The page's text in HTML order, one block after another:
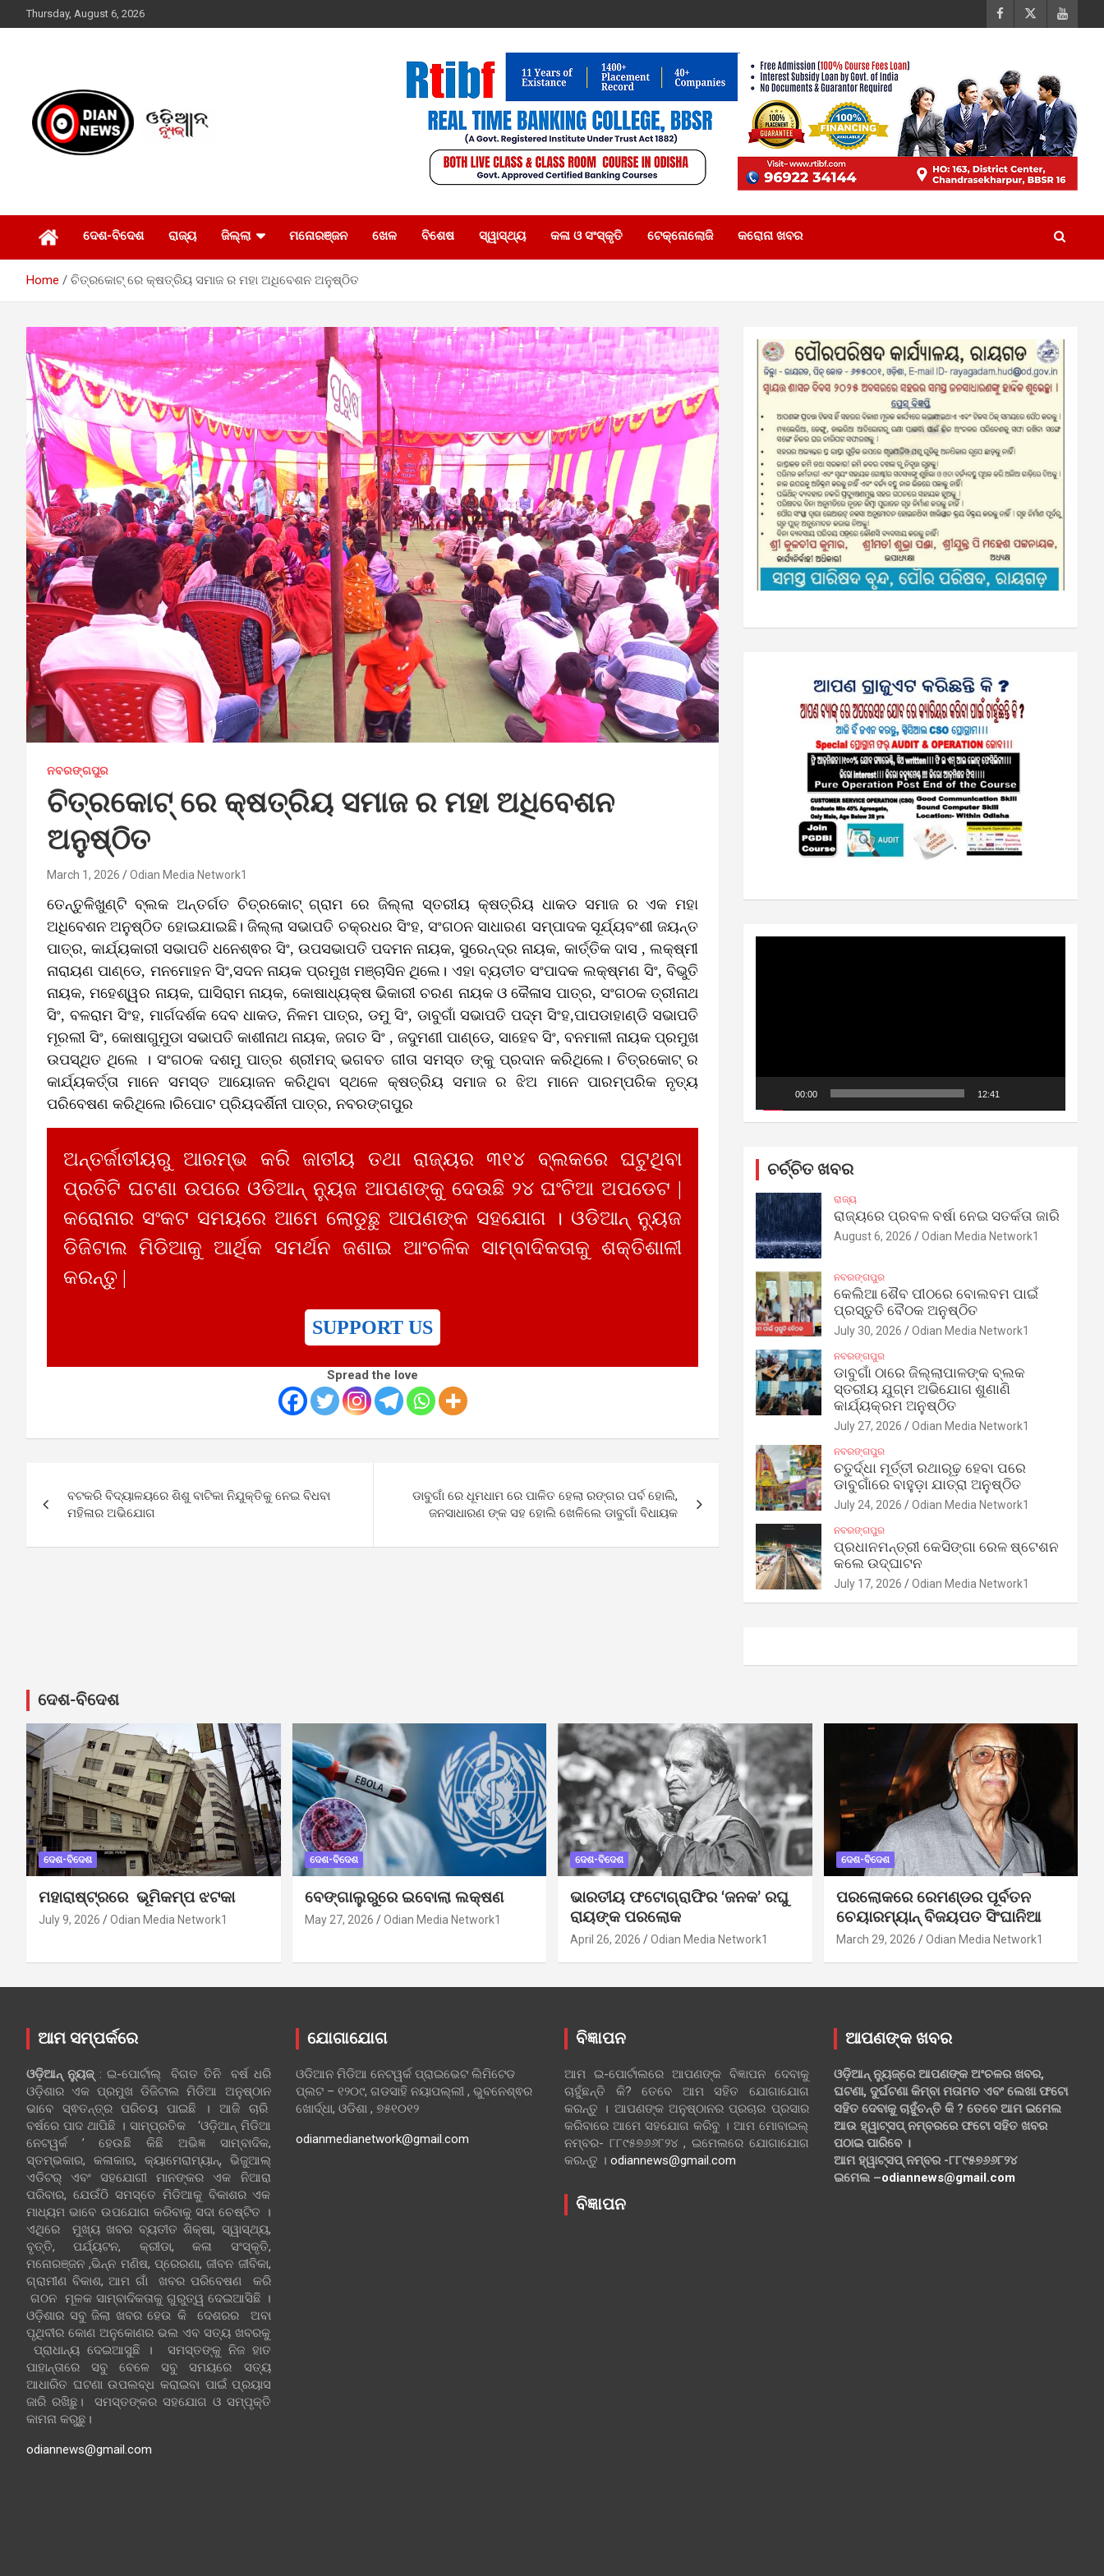
to
Thursday, August 6, 2026
ଦେଶ-ବିଦେଶ ରାଜ୍ୟ ଜିଲ୍ଲା ମନୋରଞ୍ଜନ ଖେଳ ବିଶେଷ ସ୍ୱାସ୍ଥ୍ୟ କଳା ଓ ସଂସ୍କୃତି ଟେକ୍ନୋଲୋଜି କରୋନା ଖବର
Home ଚିତ୍ରକୋଟ୍ ରେ କ୍ଷତ୍ରିୟ ସମାଜ ର ମହା ଅଧିବେଶନ ଅନୁଷ୍ଠିତ
ନବରଙ୍ଗପୁର
ଚିତ୍ରକୋଟ୍ ରେ କ୍ଷତ୍ରିୟ ସମାଜ ର ମହା ଅଧିବେଶନ
ଅନୁଷ୍ଠିତ
March 1, 2026 Odian Media Network1
ତେନ୍ତୁଳିଖୁଣ୍ଟି ବ୍ଲକ ଅନ୍ତର୍ଗତ ଚିତ୍ରକୋଟ୍ ଗ୍ରାମ ରେ ଜିଲ୍ଲା ସ୍ତରୀୟ କ୍ଷତ୍ରିୟ ଧାକଡ ସମାଜ ର ଏକ ମହା
ଅଧିବେଶନ ଅନୁଷ୍ଠିତ ହୋଇଯାଇଛି। ଜିଲ୍ଲା ସଭାପତି ଚକ୍ରଧର ସିଂହ, ସଂଗଠନ ସାଧାରଣ ସମ୍ପାଦକ ସୂର୍ଯ୍ୟବଂଶୀ ଜୟନ୍ତ
ପାତ୍ର, କାର୍ଯ୍ୟକାରୀ ସଭାପତି ଧନେଶ୍ଵର ସିଂ, ଉପସଭାପତି ପଦମନ ନାୟକ, ସୁରେନ୍ଦ୍ର ନାୟକ, କାର୍ତ୍ତିକ ଦାସ , ଲକ୍ଷ୍ମୀ
ନାରାୟଣ ପାଣ୍ଡେ, ମନମୋହନ ସିଂ,ସଦନ ନାୟକ ପ୍ରମୁଖ ମଞ୍ଚାସିନ ଥିଲେ। ଏହା ବ୍ୟତୀତ ସଂପାଦକ ଲକ୍ଷ୍ମଣ ସିଂ, ବିଭୁତି
ନାୟକ, ମହେଶ୍ୱର ନାୟକ, ଘାସିରାମ ନାୟକ, କୋଷାଧ୍ୟକ୍ଷ ଭିକାରୀ ଚରଣ ନାୟକ ଓ କୈଳାସ ପାତ୍ର, ସଂଗଠକ ତ୍ରୀନାଥ
ସିଂ, ବଳରାମ ସିଂହ, ମାର୍ଗଦର୍ଶକ ଦେବ ଧାକଡ, ନିଳମ ପାତ୍ର, ଡମୁ ସିଂ, ଡାବୁଗାଁ ସଭାପତି ପଦ୍ମ ସିଂହ,ପାପଡାହାଣ୍ଡି ସଭାପତି
ମୂରଲୀ ସିଂ, କୋଷାଗୁମୁଡା ସଭାପତି କାଶୀନାଥ ନାୟକ, ଜଗତ ସିଂ , ଜଦୁମଣୀ ପାଣ୍ଡେ, ସାହେବ ସିଂ, ବନମାଳୀ ନାୟକ ପ୍ରମୁଖ
ଉପସ୍ଥିତ ଥିଲେ । ସଂଗଠକ ଦଶମୁ ପାତ୍ର ଶ୍ରୀମଦ୍ ଭଗବତ ଗୀତା ସମସ୍ତ ଙ୍କୁ ପ୍ରଦାନ କରିଥିଲେ। ଚିତ୍ରକୋଟ୍ ର
କାର୍ଯ୍ୟକର୍ତ୍ତା ମାନେ ସମସ୍ତ ଆୟୋଜନ କରିଥିବା ସ୍ଥଳେ କ୍ଷତ୍ରିୟ ସମାଜ ର ଝିଅ ମାନେ ପାରମ୍ପରିକ ନୃତ୍ୟ
ପରିବେଷଣ କରିଥିଲେ।ରିପୋଟ ପ୍ରିୟଦର୍ଶିନୀ ପାତ୍ର, ନବରଙ୍ଗପୁର
ଅନ୍ତର୍ଜାତୀୟରୁ ଆରମ୍ଭ କରି ଜାତୀୟ ତଥା ରାଜ୍ୟର ୩୧୪ ବ୍ଲକରେ ଘଟୁଥିବା
ପ୍ରତିଟି ଘଟଣା ଉପରେ ଓଡିଆନ୍ ନ୍ୟୁଜ ଆପଣଙ୍କୁ ଦେଉଛି ୨୪ ଘଂଟିଆ ଅପଡେଟ |
କରୋନାର ସଂକଟ ସମୟରେ ଆମେ ଲୋଡୁଛୁ ଆପଣଙ୍କ ସହଯୋଗ । ଓଡିଆନ୍ ନ୍ୟୁଜ
ଡିଜିଟାଲ ମିଡିଆକୁ ଆର୍ଥିକ ସମର୍ଥନ ଜଣାଇ ଆଂଚଳିକ ସାମ୍ବାଦିକତାକୁ ଶକ୍ତିଶାଳୀ
କରନ୍ତୁ |
SUPPORT US
Spread the love
navigation
ବଟକରି ବିଦ୍ୟାଳୟରେ ଶିଶୁ ବାଟିକା ନିଯୁକ୍ତିକୁ ନେଇ ବିଧବା
ମହିଳାର ଅଭିଯୋଗ
ଡାବୁଗାଁ ରେ ଧୂମଧାମ ରେ ପାଳିତ ହେଲା ରଙ୍ଗର ପର୍ବ ହୋଲି,
ଜନସାଧାରଣ ଙ୍କ ସହ ହୋଲି ଖେଳିଲେ ଡାବୁଗାଁ ବିଧାୟକ
00:00 12:41
ଚର୍ଚ୍ଚିତ ଖବର
ରାଜ୍ୟ
ରାଜ୍ୟରେ ପ୍ରବଳ ବର୍ଷା ନେଇ ସତର୍କତା ଜାରି
August 6, 2026 Odian Media Network1
ନବରଙ୍ଗପୁର
କେଲିଆ ଶୈବ ପୀଠରେ ବୋଲବମ ପାଇଁ
ପ୍ରସ୍ତୁତି ବୈଠକ ଅନୁଷ୍ଠିତ
July 30, 2026 Odian Media Network1
ନବରଙ୍ଗପୁର
ଡାବୁଗାଁ ଠାରେ ଜିଲ୍ଲାପାଳଙ୍କ ବ୍ଲକ
ସ୍ତରୀୟ ଯୁଗ୍ମ ଅଭିଯୋଗ ଶୁଣାଣି
କାର୍ଯ୍ୟକ୍ରମ ଅନୁଷ୍ଠିତ
July 27, 2026 Odian Media Network1
ନବରଙ୍ଗପୁର
ଚତୁର୍ଦ୍ଧା ମୂର୍ତ୍ତୀ ରଥାରୂଢ଼ ହେବା ପରେ
ଡାବୁଗାଁରେ ବାହୁଡ଼ା ଯାତ୍ରା ଅନୁଷ୍ଠିତ
July 24, 2026 Odian Media Network1
ନବରଙ୍ଗପୁର
ପ୍ରଧାନମନ୍ତ୍ରୀ କେସିଙ୍ଗା ରେଳ ଷ୍ଟେଶନ
କଲେ ଉଦ୍‌ଘାଟନ
July 17, 2026 Odian Media Network1
ଦେଶ-ବିଦେଶ
ଦେଶ-ବିଦେଶ
ମହାରାଷ୍ଟ୍ରରେ ଭୂମିକମ୍ପ ଝଟକା
July 9, 2026 Odian Media Network1
ଦେଶ-ବିଦେଶ
ବେଙ୍ଗାଲୁରୁରେ ଇବୋଲା ଲକ୍ଷଣ
May 27, 2026 Odian Media Network1
ଦେଶ-ବିଦେଶ
ଭାରତୀୟ ଫଟୋଗ୍ରାଫିର ‘ଜନକ’ ରଘୁ
ରାୟଙ୍କ ପରଲୋକ
April 26, 2026 Odian Media Network1
ଦେଶ-ବିଦେଶ
ପରଲୋକରେ ରେମଣ୍ଡର ପୂର୍ବତନ
ଚେୟାରମ୍ୟାନ୍ ବିଜୟପତ ସିଂଘାନିଆ
March 29, 2026 Odian Media Network1
ଆମ ସମ୍ପର୍କରେ
ଓଡ଼ିଆନ୍‍ ନ୍ୟୁଜ୍‍: ଇ-ପୋର୍ଟାଲ୍ ବିଗତ ତିନି ବର୍ଷ ଧରି
ଓଡ଼ିଶାର ଏକ ପ୍ରମୁଖ ଡିଜିଟାଲ ମିଡିଆ ଅନୁଷ୍ଠାନ
ଭାବେ ସ୍ଵତନ୍ତ୍ର ପରିଚୟ ପାଇଛି । ଆଜି ଚାରି
ବର୍ଷରେ ପାଦ ଥାପିଛି । ସାମ୍ପ୍ରତିକ ‘ଓଡ଼ିଆନ୍‍ ମିଡିଆ
ନେଟୱର୍କ ’ ହେଉଛି କିଛି ଅଭିଜ୍ଞ ସାମ୍ବାଦିକ,
ସ୍ତମ୍ଭକାର, କଳାକାର, କ୍ୟାମେରାମ୍ୟାନ୍, ଭିଜୁଆଲ୍
ଏଡିଟର୍ ଏବଂ ସହଯୋଗୀ ମାନଙ୍କର ଏକ ନିଆରା
ପରିବାର, ଯେଉଁଠି ସମସ୍ତେ ମିଡିଆକୁ ବିକାଶର ଏକ
ମାଧ୍ୟମ ଭାବେ ଉପଯୋଗ କରିବାକୁ ସଦା ଚେଷ୍ଟିତ ।
ଏଥିରେ ମୁଖ୍ୟ ଖବର ବ୍ୟତୀତ ଶିକ୍ଷା, ସ୍ୱାସ୍ଥ୍ୟ,
ବୃତ୍ତି, ପର୍ଯ୍ୟଟନ, କ୍ରୀଡା, କଳା ସଂସ୍କୃତି,
ମନୋରଞ୍ଜନ ,ଭିନ୍ନ ମଣିଷ, ପ୍ରେରଣା, ଜୀବନ ଜୀବିକା,
ଗ୍ରାମୀଣ ବିକାଶ, ଆମ ଗାଁ ଖବର ପରିବେଷଣ କରି
ଗଠନ ମୂଳକ ସାମ୍ବାଦିକତାକୁ ଗୁରୁତ୍ୱ ଦେଇଆସିଛି ।
ଓଡ଼ିଶାର ସବୁ ଜିଲା ଖବର ହେଉ କି ଦେଶରର ଅବା
ପୃଥିବୀର କୋଣ ଅନୁକୋଣର ଭଲ ଏବ ସତ୍ୟ ଖବରକୁ
ପ୍ରାଧାନ୍ୟ ଦେଇଆସୁଛି । ସମସ୍ତଙ୍କୁ ନିଜ ହାତ
ପାହାନ୍ତାରେ ସବୁ ବେଳେ ସବୁ ସମୟରେ ସତ୍ୟ
ଆଧାରିତ ଘଟଣା ଉପଲବ୍ଧ କରାଇବା ପାଇଁ ପ୍ରୟାସ
ଜାରି ରଖିଛୁ। ସମସ୍ତଙ୍କର ସହଯୋଗ ଓ ସମ୍ପୃକ୍ତି
କାମନା କରୁଛୁ।
odiannews@gmail.com
ଯୋଗାଯୋଗ
ଓଡିଆନ ମିଡିଆ ନେଟୱର୍କ ପ୍ରାଇଭେଟ ଲିମିଟେଡ
ପ୍ଲଟ – ୧୨୦୯, ଗଡସାହି ନୟାପଲ୍ଲୀ , ଭୁବନେଶ୍ଵର
ଖୋର୍ଦ୍ଧା, ଓଡିଶା , ୭୫୧୦୧୨
odianmedianetwork@gmail.com
ବିଜ୍ଞାପନ
ଆମ ଇ-ପୋର୍ଟାଲରେ ଆପଣଙ୍କ ବିଜ୍ଞାପନ ଦେବାକୁ
ଚାହୁଁଛନ୍ତି କି? ତେବେ ଆମ ସହିତ ଯୋଗାଯୋଗ
କରନ୍ତୁ । ଆପଣଙ୍କ ଅନୁଷ୍ଠାନର ପ୍ରଚାର ପ୍ରସାର
କରିବାରେ ଆମେ ସହଯୋଗ କରିବୁ । ଆମ ମୋବାଇଲ୍
ନମ୍ବର- ୮୮୯୫୭୬୬୮୨୪ , ଇମେଲରେ ଯୋଗାଯୋଗ
କରନ୍ତୁ । odiannews@gmail.com
ବିଜ୍ଞାପନ
ଆପଣଙ୍କ ଖବର
ଓଡ଼ିଆନ୍ ନ୍ୟୁଜ୍‌ରେ ଆପଣଙ୍କ ଅଂଚଳର ଖବର,
ଘଟଣା, ଦୁର୍ଘଟଣା କିମ୍ବା ମତାମତ ଏବଂ ଲେଖା ଫଟୋ
ସହିତ ଦେବାକୁ ଚାହୁଁଚନ୍ତି କି ? ତେବେ ଆମ ଇମେଲ
ଆଉ ହ୍ୱାଟ୍‌ସପ୍ ନମ୍ବରରେ ଫଟୋ ସହିତ ଖବର
ପଠାଇ ପାରିବେ ।
ଆମ ହ୍ୱାଟ୍‌ସପ୍ ନମ୍ବର -୮୮୯୫୭୬୬୮୨୪
ଇମେଲ –odiannews@gmail.com